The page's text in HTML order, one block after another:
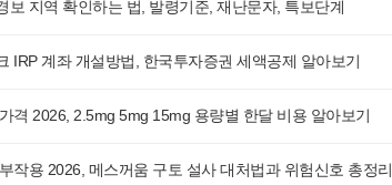
보 지역 확인하는 법, 발령기준, 재난문자, 특보단계
IRP 계좌 개설방법, 한국투자증권 세액공제 알아보기
격 2026, 2.5mg 5mg 15mg 용량별 한달 비용 알아보기
작용 2026, 메스꺼움 구토 설사 대처법과 위험신호 총정리